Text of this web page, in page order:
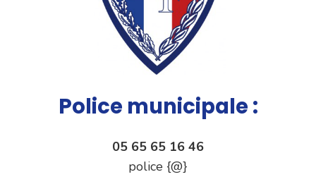
Police municipale :
05 65 65 16 46
police {@}